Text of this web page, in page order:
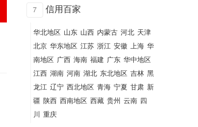
7 信用百家
华北地区 山东 山西 内蒙古 河北 天津
北京 华东地区 江苏 浙江 安徽 上海 华
南地区 广西 海南 福建 广东 华中地区
江西 湖南 河南 湖北 东北地区 吉林 黑
龙江 辽宁 西北地区 青海 宁夏 甘肃 新
疆 陕西 西南地区 西藏 贵州 云南 四
川 重庆